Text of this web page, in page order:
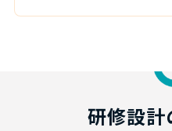
研修設計